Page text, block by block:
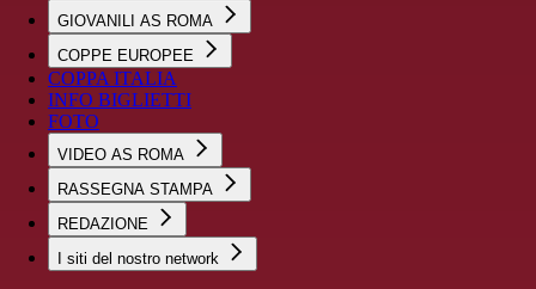
GIOVANILI AS ROMA
COPPE EUROPEE
COPPA ITALIA
INFO BIGLIETTI
FOTO
VIDEO AS ROMA
RASSEGNA STAMPA
REDAZIONE
I siti del nostro network